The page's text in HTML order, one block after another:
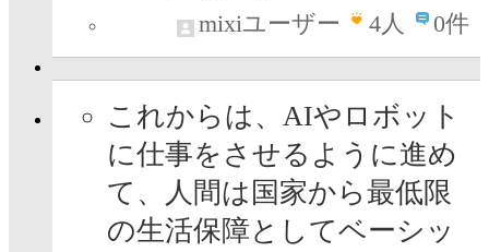
mixiユーザー
4人 0件
これからは、AIやロボット
に仕事をさせるように進め
て、人間は国家から最低限
の生活保障としてベーシッ